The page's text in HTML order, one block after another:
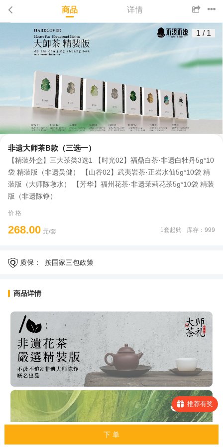
商品 详情
1 / 1
非遗大师茶B款（三选一）
【精装外盒】三大茶类3选1 【时光02】福鼎白茶·非遗白牡丹5g*10
袋 精装版（非遗吴健） 【山谷02】武夷岩茶·正岩水仙5g*10袋 精
装版（大师陈墩水） 【芳华】福州花茶·非遗茉莉花茶5g*10袋 精装
版（非遗陈铮）
价 格
268.00 元/套 库存：999
1套起购
质保： 按国家三包政策
商品详情
推荐有奖
下 单